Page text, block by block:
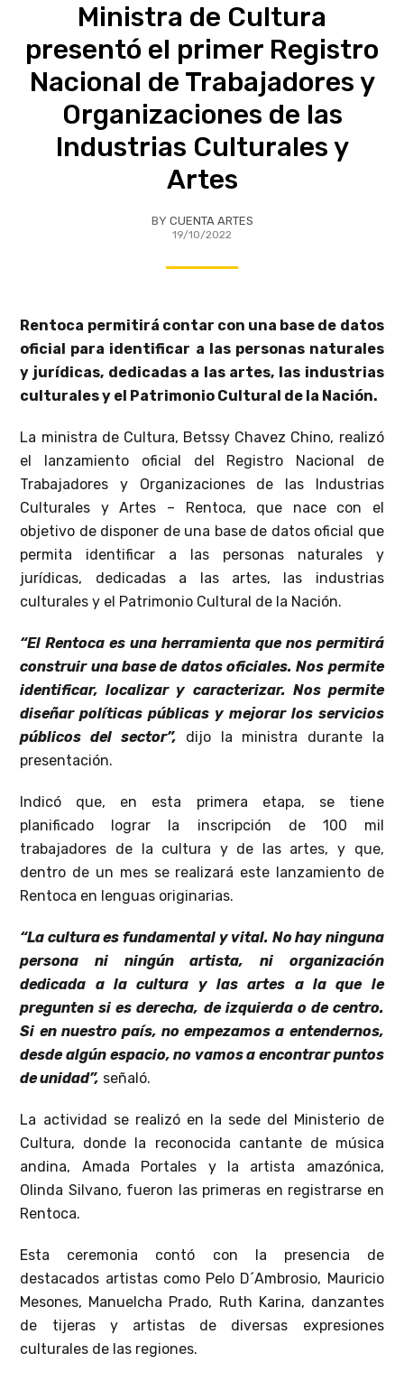
Ministra de Cultura
presentó el primer Registro
Nacional de Trabajadores y
Organizaciones de las
Industrias Culturales y
Artes
BY CUENTA ARTES
19/10/2022
Rentoca permitirá contar con una base de datos
oficial para identificar a las personas naturales
y jurídicas, dedicadas a las artes, las industrias
culturales y el Patrimonio Cultural de la Nación.
La ministra de Cultura, Betssy Chavez Chino, realizó
el lanzamiento oficial del Registro Nacional de
Trabajadores y Organizaciones de las Industrias
Culturales y Artes – Rentoca, que nace con el
objetivo de disponer de una base de datos oficial que
permita identificar a las personas naturales y
jurídicas, dedicadas a las artes, las industrias
culturales y el Patrimonio Cultural de la Nación.
“El Rentoca es una herramienta que nos permitirá
construir una base de datos oficiales. Nos permite
identificar, localizar y caracterizar. Nos permite
diseñar políticas públicas y mejorar los servicios
públicos del sector”, dijo la ministra durante la
presentación.
Indicó que, en esta primera etapa, se tiene
planificado lograr la inscripción de 100 mil
trabajadores de la cultura y de las artes, y que,
dentro de un mes se realizará este lanzamiento de
Rentoca en lenguas originarias.
“La cultura es fundamental y vital. No hay ninguna
persona ni ningún artista, ni organización
dedicada a la cultura y las artes a la que le
pregunten si es derecha, de izquierda o de centro.
Si en nuestro país, no empezamos a entendernos,
desde algún espacio, no vamos a encontrar puntos
de unidad”, señaló.
La actividad se realizó en la sede del Ministerio de
Cultura, donde la reconocida cantante de música
andina, Amada Portales y la artista amazónica,
Olinda Silvano, fueron las primeras en registrarse en
Rentoca.
Esta ceremonia contó con la presencia de
destacados artistas como Pelo D´Ambrosio, Mauricio
Mesones, Manuelcha Prado, Ruth Karina, danzantes
de tijeras y artistas de diversas expresiones
culturales de las regiones.